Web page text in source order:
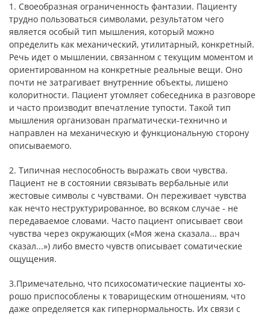
1. Своеобразная ограниченность фантазии. Пациенту
трудно пользоваться символами, результатом чего
является особый тип мышления, который можно
определить как механиче­ский, утилитарный, конкретный.
Речь идет о мышлении, связанном с текущим моментом и
ориентированном на конкретные реальные вещи. Оно
почти не затрагивает внут­ренние объекты, лишено
колоритности. Пациент утомляет собеседника в разговоре
и часто производит впечатление тупости. Такой тип
мышления организован прагматически-технично и
направлен на механическую и функциональную сторону
описываемого.
2. Типичная неспособность выражать свои чувства.
Пациент не в состоянии связывать вербальные или
жестовые символы с чувствами. Он переживает чувства
как нечто неструктуриро­ванное, во всяком случае - не
передаваемое словами. Часто пациент описывает свои
чувства через окружающих («Моя жена сказала... врач
сказал...») либо вместо чувств описывает соматические
ощущения.
3.Примечательно, что психосоматические пациенты хо­
рошо приспособлены к товарищеским отношениям, что
даже определяется как гипернормальность. Их связи с